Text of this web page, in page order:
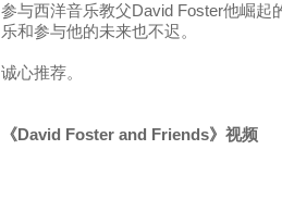
参与西洋音乐教父David Foster他崛起
乐和参与他的未来也不迟。
诚心推荐。
《David Foster and Friends》视频